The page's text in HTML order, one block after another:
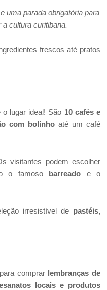
uma parada obrigatória para
cultura curitibana.
frescos até pratos
lugar ideal! São 10 cafés e
com bolinho até um café
visitantes podem escolher
o famoso barreado e o
irresistível de pastéis,
comprar lembranças de
locais e produtos